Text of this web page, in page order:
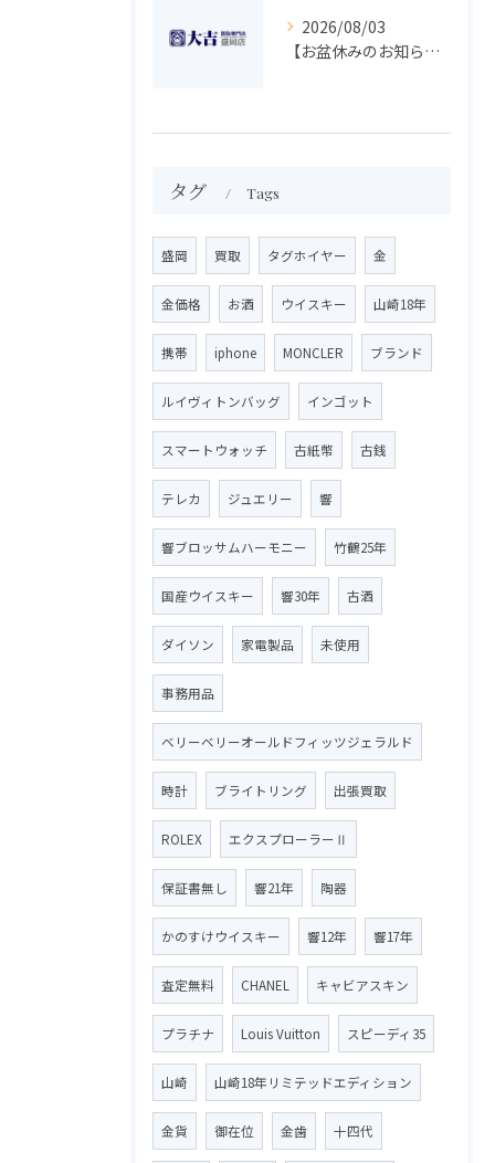
2026/08/03
【お盆休みのお知らせ】買取専門 大吉 盛岡店
タグ Tags
盛岡 買取 タグホイヤー 金
金価格 お酒 ウイスキー 山崎18年
携帯 iphone MONCLER ブランド
ルイヴィトンバッグ インゴット
スマートウォッチ 古紙幣 古銭
テレカ ジュエリー 響
響ブロッサムハーモニー 竹鶴25年
国産ウイスキー 響30年 古酒
ダイソン 家電製品 未使用
事務用品
ベリーベリーオールドフィッツジェラルド
時計 ブライトリング 出張買取
ROLEX エクスプローラーⅡ
保証書無し 響21年 陶器
かのすけウイスキー 響12年 響17年
査定無料 CHANEL キャビアスキン
プラチナ Louis Vuitton スピーディ35
山崎 山崎18年リミテッドエディション
金貨 御在位 金歯 十四代